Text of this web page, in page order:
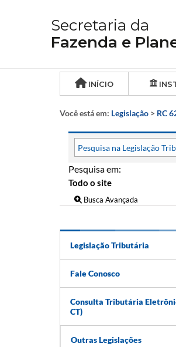
Secretaria da
Fazenda e
INÍCIO
Você está em: Legislação > RC
Pesquisa em:
Busca Avançada
Legislação Tributária
Fale Conosco
Consulta Tributária
CT)
Outras Legislações